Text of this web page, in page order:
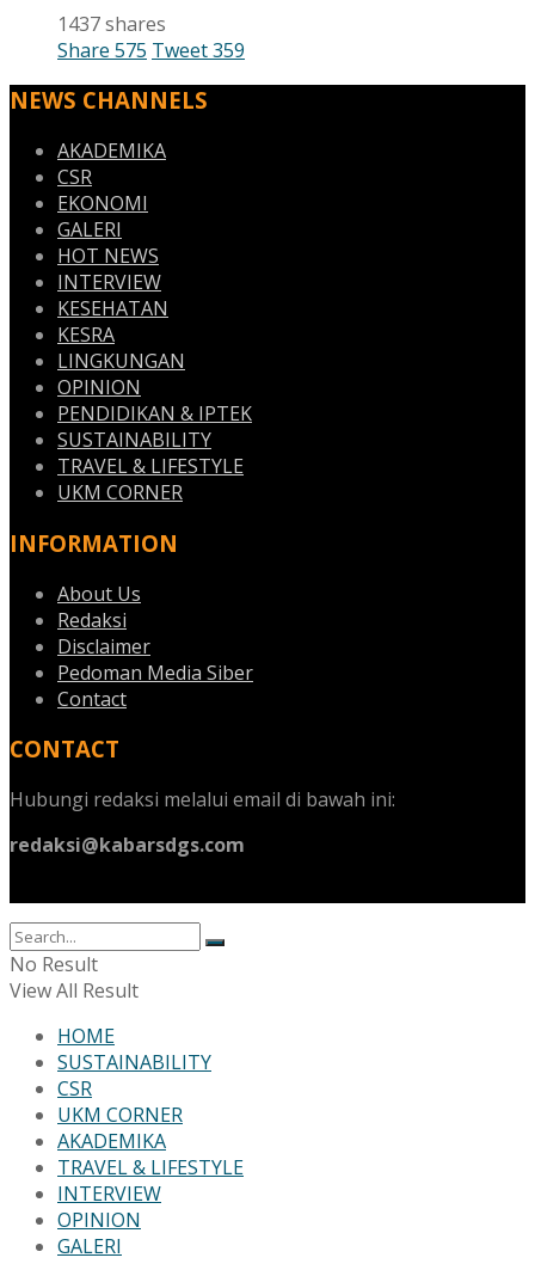
1437 shares
Share 575 Tweet359
NEWS CHANNELS
AKADEMIKA
CSR
EKONOMI
GALERI
HOT NEWS
INTERVIEW
KESEHATAN
KESRA
LINGKUNGAN
OPINION
PENDIDIKAN & IPTEK
SUSTAINABILITY
TRAVEL & LIFESTYLE
UKM CORNER
INFORMATION
About Us
Redaksi
Disclaimer
Pedoman Media Siber
Contact
CONTACT
Hubungi redaksi melalui email di bawah ini:
redaksi@kabarsdgs.com
No Result
View All Result
HOME
SUSTAINABILITY
CSR
UKM CORNER
AKADEMIKA
TRAVEL & LIFESTYLE
INTERVIEW
OPINION
GALERI